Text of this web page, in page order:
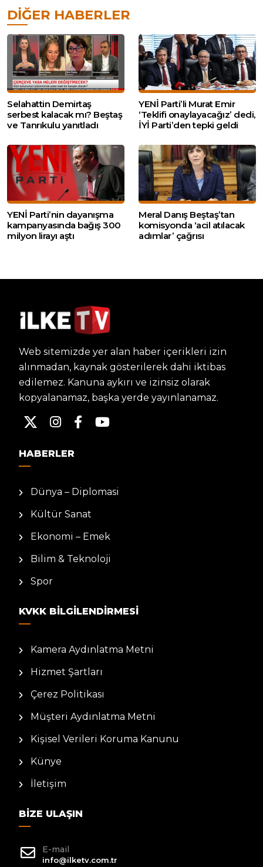
DIĞER HABERLER
Selahattin Demirtaş
serbest kalacak mı? Beştaş
ve Tanrıkulu yanıtladı
YENİ Parti’li Murat Emir
‘Teklifi onaylayacağız’ dedi,
İYİ Parti’den tepki geldi
YENİ Parti’nin dayanışma
kampanyasında bağış 300
milyon lirayı aştı
Meral Danış Beştaş’tan
komisyonda ‘acil atılacak
adımlar’ çağrısı
Web sitemizde yer alan haber içerikleri izin
alınmadan, kaynak gösterilerek dahi iktibas
edilemez. Kanuna aykırı ve izinsiz olarak
kopyalanamaz, başka yerde yayınlanamaz.
HABERLER
Dünya – Diplomasi
Kültür Sanat
Ekonomi – Emek
Bilim & Teknoloji
Spor
KVKK BILGILENDIRMESI
Kamera Aydınlatma Metni
Hizmet Şartları
Çerez Politikası
Müşteri Aydınlatma Metni
Kişisel Verileri Koruma Kanunu
Künye
İletişim
BIZE ULAŞIN
E-mail
info@ilketv.com.tr